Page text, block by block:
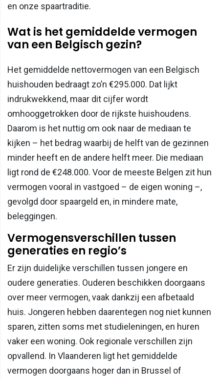
en onze spaartraditie.
Wat is het gemiddelde vermogen
van een Belgisch gezin?
Het gemiddelde nettovermogen van een Belgisch
huishouden bedraagt zo’n €295.000. Dat lijkt
indrukwekkend, maar dit cijfer wordt
omhooggetrokken door de rijkste huishoudens.
Daarom is het nuttig om ook naar de mediaan te
kijken – het bedrag waarbij de helft van de gezinnen
minder heeft en de andere helft meer. Die mediaan
ligt rond de €248.000. Voor de meeste Belgen zit hun
vermogen vooral in vastgoed – de eigen woning –,
gevolgd door spaargeld en, in mindere mate,
beleggingen.
Vermogensverschillen tussen
generaties en regio’s
Er zijn duidelijke verschillen tussen jongere en
oudere generaties. Ouderen beschikken doorgaans
over meer vermogen, vaak dankzij een afbetaald
huis. Jongeren hebben daarentegen nog niet kunnen
sparen, zitten soms met studieleningen, en huren
vaker een woning. Ook regionale verschillen zijn
opvallend. In Vlaanderen ligt het gemiddelde
vermogen doorgaans hoger dan in Brussel of